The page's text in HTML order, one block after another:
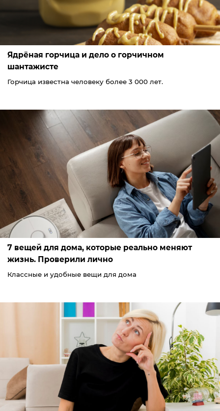
Ядрёная горчица и дело о горчичном
шантажисте
Горчица известна человеку более 3 000 лет.
7 вещей для дома, которые реально меняют
жизнь. Проверили лично
Классные и удобные вещи для дома